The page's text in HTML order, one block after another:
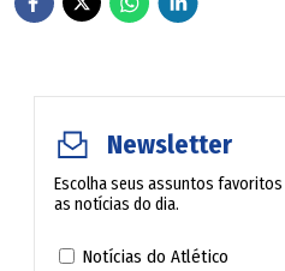
conclui-se que os documentos
O documento também cita o
constitui medida
Newsletter
Escolha seus assuntos
as notícias do dia.
Notícias do Atlético